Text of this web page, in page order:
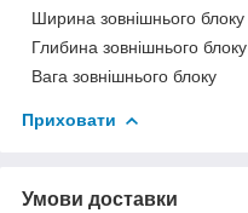
Ширина зовнішнього блоку
Глибина зовнішнього блоку
Вага зовнішнього блоку
Приховати
Умови доставки